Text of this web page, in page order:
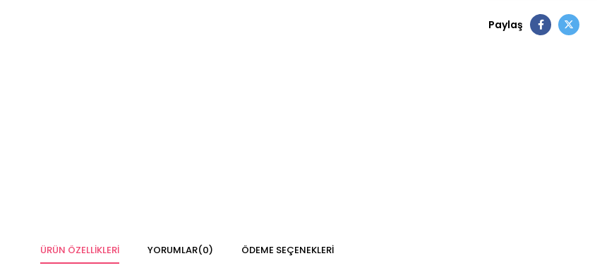
Paylaş
ÜRÜN ÖZELLIKLERI YORUMLAR(0) ÖDEME SEÇENEKLERI